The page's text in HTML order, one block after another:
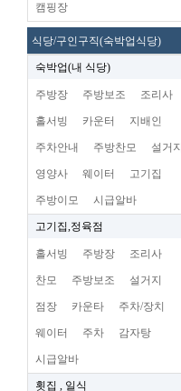
캠핑장
식당/구인구직(숙박업식당)
숙박업(내 식당)
주방장 주방보조 조리사
홀서빙 카운터 지배인
주차안내 주방찬모 설거지
영양사 웨이터 고기집
주방이모 시급알바
고기집,정육점
홀서빙 주방장 조리사
찬모 주방보조 설거지
점장 카운타 주차/장치
웨이터 주차 감자탕
시급알바
횟집 , 일식